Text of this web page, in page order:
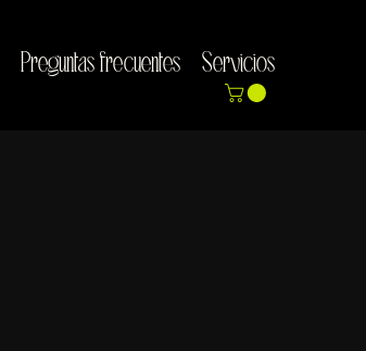
Preguntas frecuentes Servicios